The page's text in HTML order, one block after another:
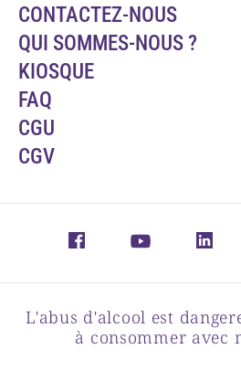
CONTACTEZ-NOUS
QUI SOMMES-NOUS ?
KIOSQUE
FAQ
CGU
CGV
L'abus d'alcool est
à consommer avec